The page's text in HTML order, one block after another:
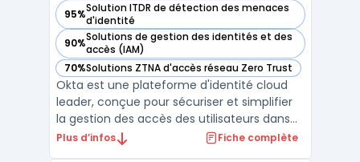
95%Solution ITDR de détection des menaces
d'identité
— voir Okta dans cette catégorie
90%Solutions de gestion des identités et des
accès (IAM)
— voir Okta dans cette catégorie
70%Solutions ZTNA d'accès réseau Zero Trust
— voir Okta dans cette catégorie
Okta est une plateforme d'identité cloud
leader, conçue pour sécuriser et simplifier
la gestion des accès des utilisateurs dans
les environnements professionnels. Son
Plus d’infos Fiche complète